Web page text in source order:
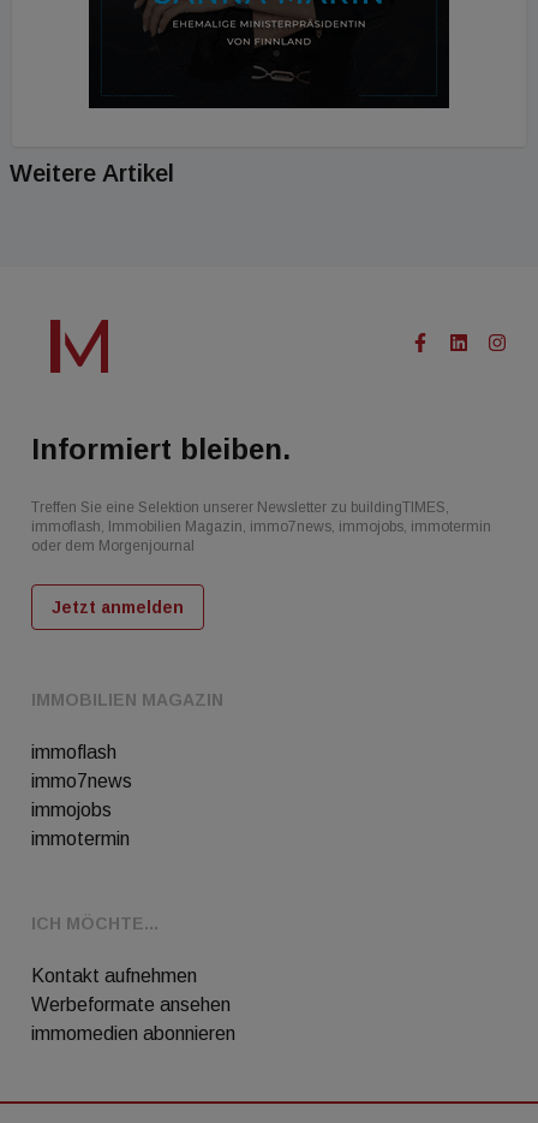
Weitere Artikel
IMMOBILIEN MAGAZIN
immoflash
immo7news
immojobs
immotermin
ICH MÖCHTE...
Kontakt aufnehmen
Werbeformate ansehen
immomedien abonnieren
Informiert bleiben.
Treffen Sie eine Selektion unserer Newsletter zu buildingTIMES,
immoflash, Immobilien Magazin, immo7news, immojobs, immotermin
oder dem Morgenjournal
Jetzt anmelden